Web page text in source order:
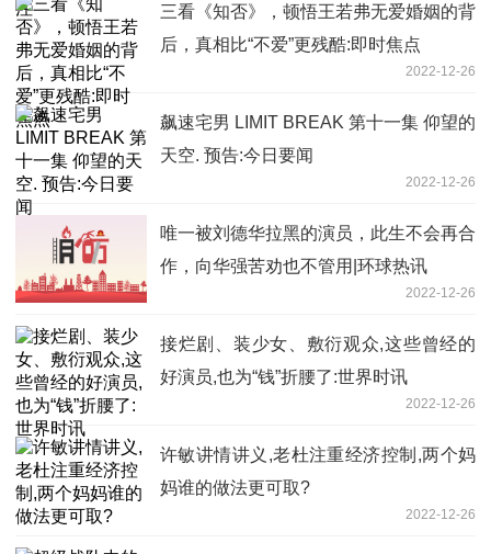
三看《知否》，顿悟王若弗无爱婚姻的背
后，真相比“不爱”更残酷:即时焦点
2022-12-26
飙速宅男 LIMIT BREAK 第十一集 仰望的
天空. 预告:今日要闻
2022-12-26
唯一被刘德华拉黑的演员，此生不会再合
作，向华强苦劝也不管用|环球热讯
2022-12-26
接烂剧、装少女、敷衍观众,这些曾经的
好演员,也为“钱”折腰了:世界时讯
2022-12-26
许敏讲情讲义,老杜注重经济控制,两个妈
妈谁的做法更可取?
2022-12-26